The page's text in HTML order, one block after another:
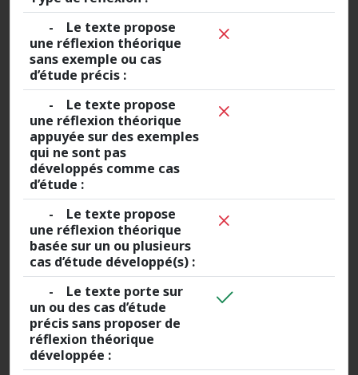
- Le texte propose
une réflexion théorique
sans exemple ou cas
d’étude précis :
- Le texte propose
une réflexion théorique
appuyée sur des exemples
qui ne sont pas
développés comme cas
d’étude :
- Le texte propose
une réflexion théorique
basée sur un ou plusieurs
cas d’étude développé(s) :
- Le texte porte sur
un ou des cas d’étude
précis sans proposer de
réflexion théorique
développée :